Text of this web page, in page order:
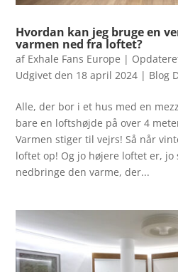
Hvordan kan jeg bruge en
varmen ned fra loftet?
af Exhale Fans Europe |
Udgivet den 18 april 2024 | Blog
Alle, der bor i et hus med en
bare en loftshøjde på over 4
Varmen stiger til vejrs! Så når
loftet op! Og jo højere loftet er,
nedbringe den varme, der...